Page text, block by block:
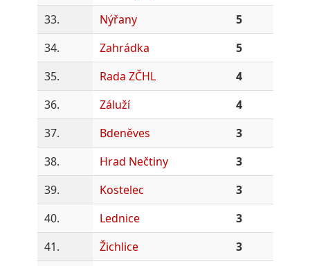
33.
Nýřany
5
34.
Zahrádka
5
35.
Rada ZČHL
4
36.
Záluží
4
37.
Bdeněves
3
38.
Hrad Nečtiny
3
39.
Kostelec
3
40.
Lednice
3
41.
Žichlice
3